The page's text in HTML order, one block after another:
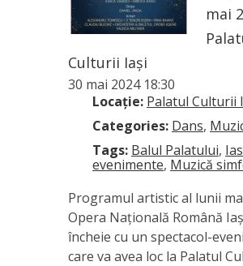
mai
Culturii Iași
30 mai 2024 18:30
Locație: Palatul Culturii
Categories: Dans,
Tags: Balul Palatului,
evenimente, Muzică
Programul artistic al lunii
Opera Națională Română
încheie cu un spectacol-
care va avea loc la Palatul